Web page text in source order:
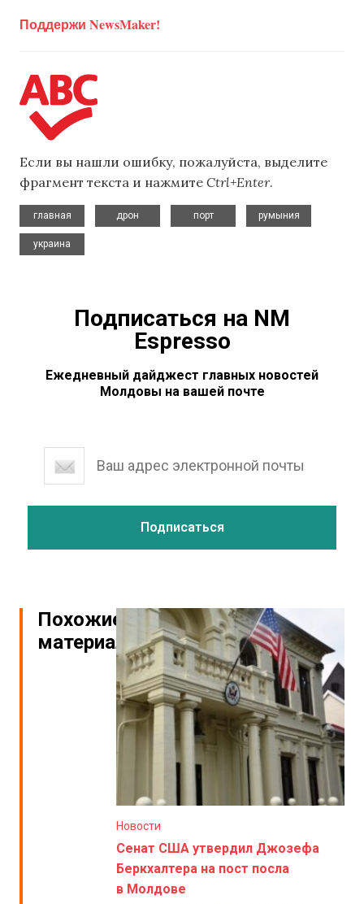
Поддержи NewsMaker!
Если вы нашли ошибку, пожалуйста, выделите
фрагмент текста и нажмите Ctrl+Enter.
главная
дрон
порт
румыния
украина
Подписаться на NM
Espresso
Ежедневный дайджест главных новостей
Молдовы на вашей почте
Похожие
материалы
Новости
Сенат США утвердил Джозефа
Беркхалтера на пост посла
в Молдове